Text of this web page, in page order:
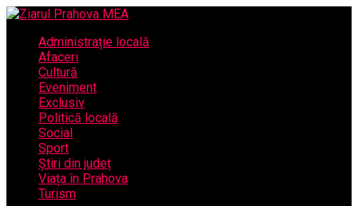
Administrație locală
Afaceri
Cultură
Eveniment
Exclusiv
Politică locală
Social
Sport
Știri din județ
Viața în Prahova
Turism